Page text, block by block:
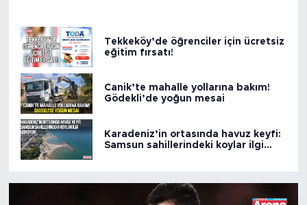
Tekkeköy’de öğrenciler için ücretsiz
eğitim fırsatı!
Canik’te mahalle yollarına bakım!
Gödekli’de yoğun mesai
Karadeniz’in ortasında havuz keyfi:
Samsun sahillerindeki koylar ilgi